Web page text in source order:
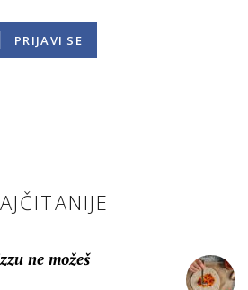
PRIJAVI SE
ne možeš